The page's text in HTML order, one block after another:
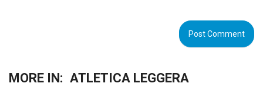
MORE IN: ATLETICA LEGGERA